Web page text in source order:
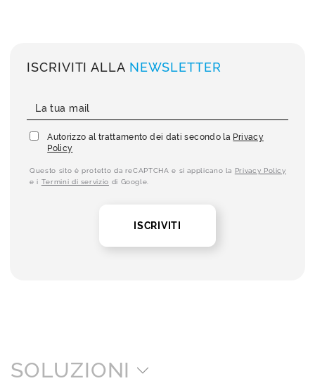
ISCRIVITI ALLA NEWSLETTER
Autorizzo al trattamento dei dati secondo la Privacy
Policy
Questo sito è protetto da reCAPTCHA e si applicano la Privacy Policy
e i Termini di servizio di Google.
ISCRIVITI
SOLUZIONI